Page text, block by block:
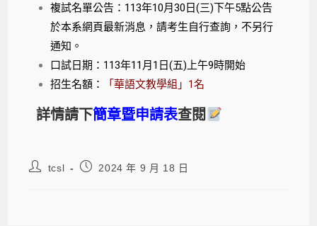
複試名單公告：113年10月30日(三)下午5點公告
於本系網頁最新消息，請考生自行查詢，不另行
通知。
口試日期：113年11月1日(五)上午9時開始
招生名額：
「華語文教學組」1名
詳情請下簡章暨申請表查閱
tcsl 2024 年 9 月 18 日